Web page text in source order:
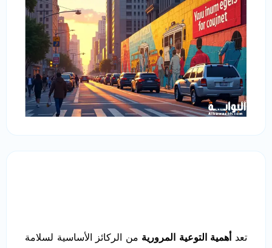
تعد أهمية التوعية المرورية من الركائز الأساسية لسلامة